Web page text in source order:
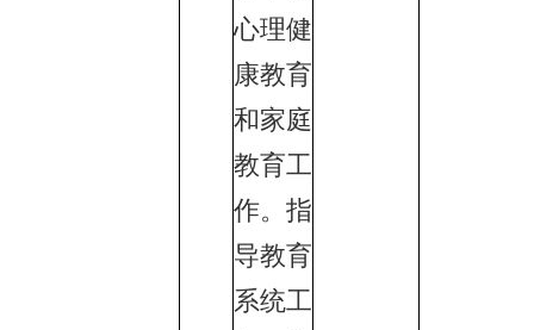
心理健
康教育
和家庭
教育工
作。指
导教育
系统工